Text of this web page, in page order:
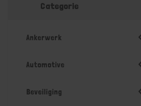
Categorie
Ankerwerk
Automotive
Beveiliging